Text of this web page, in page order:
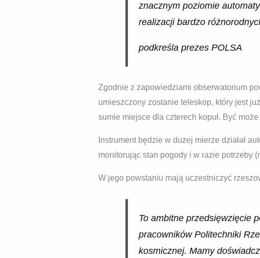
znacznym poziomie
realizacji bardzo
podkreśla prezes POLSA
Zgodnie z zapowiedziami obserwatorium
umieszczony zostanie teleskop, który jest
sumie miejsce dla czterech kopuł. Być
Instrument będzie w dużej mierze działał
monitorując stan pogody i w razie potrzeby
W jego powstaniu mają uczestniczyć
To ambitne przedsięwzięcie
pracowników Politechniki
kosmicznej. Mamy